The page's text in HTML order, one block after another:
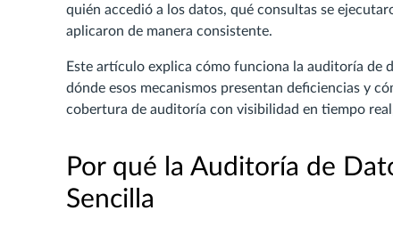
quién accedió a los datos, qué consultas se
aplicaron de manera consistente.
Este artículo explica cómo funciona la auditoría de
dónde esos mecanismos presentan deficiencias y
cobertura de auditoría con visibilidad en tiempo
Por qué la Auditoría de
Sencilla